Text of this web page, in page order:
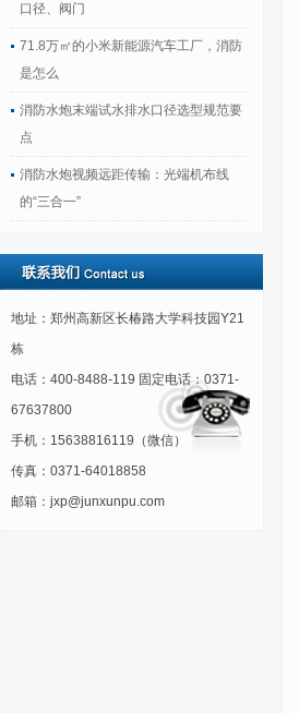
口径、阀门
71.8万㎡的小米新能源汽车工厂，消防
是怎么
消防水炮末端试水排水口径选型规范要
点
消防水炮视频远距传输：光端机布线
的“三合一”
地址：郑州高新区长椿路大学科技园Y21
栋
电话：400-8488-119 固定电话：0371-
67637800
手机：15638816119（微信）
传真：0371-64018858
邮箱：jxp@junxunpu.com